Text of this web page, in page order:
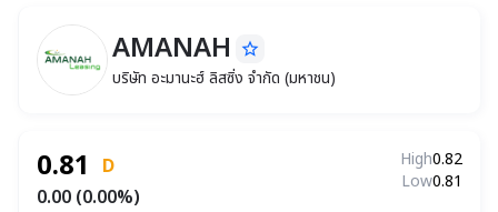
AMANAHบริษัท อะมานะฮ์ ลิสซิ่ง จำกัด (มหาชน)
AMANAH star_border
บริษัท อะมานะฮ์ ลิสซิ่ง จำกัด (มหาชน)
0.81
D
0.00 (0.00%)
High0.82
Low0.81